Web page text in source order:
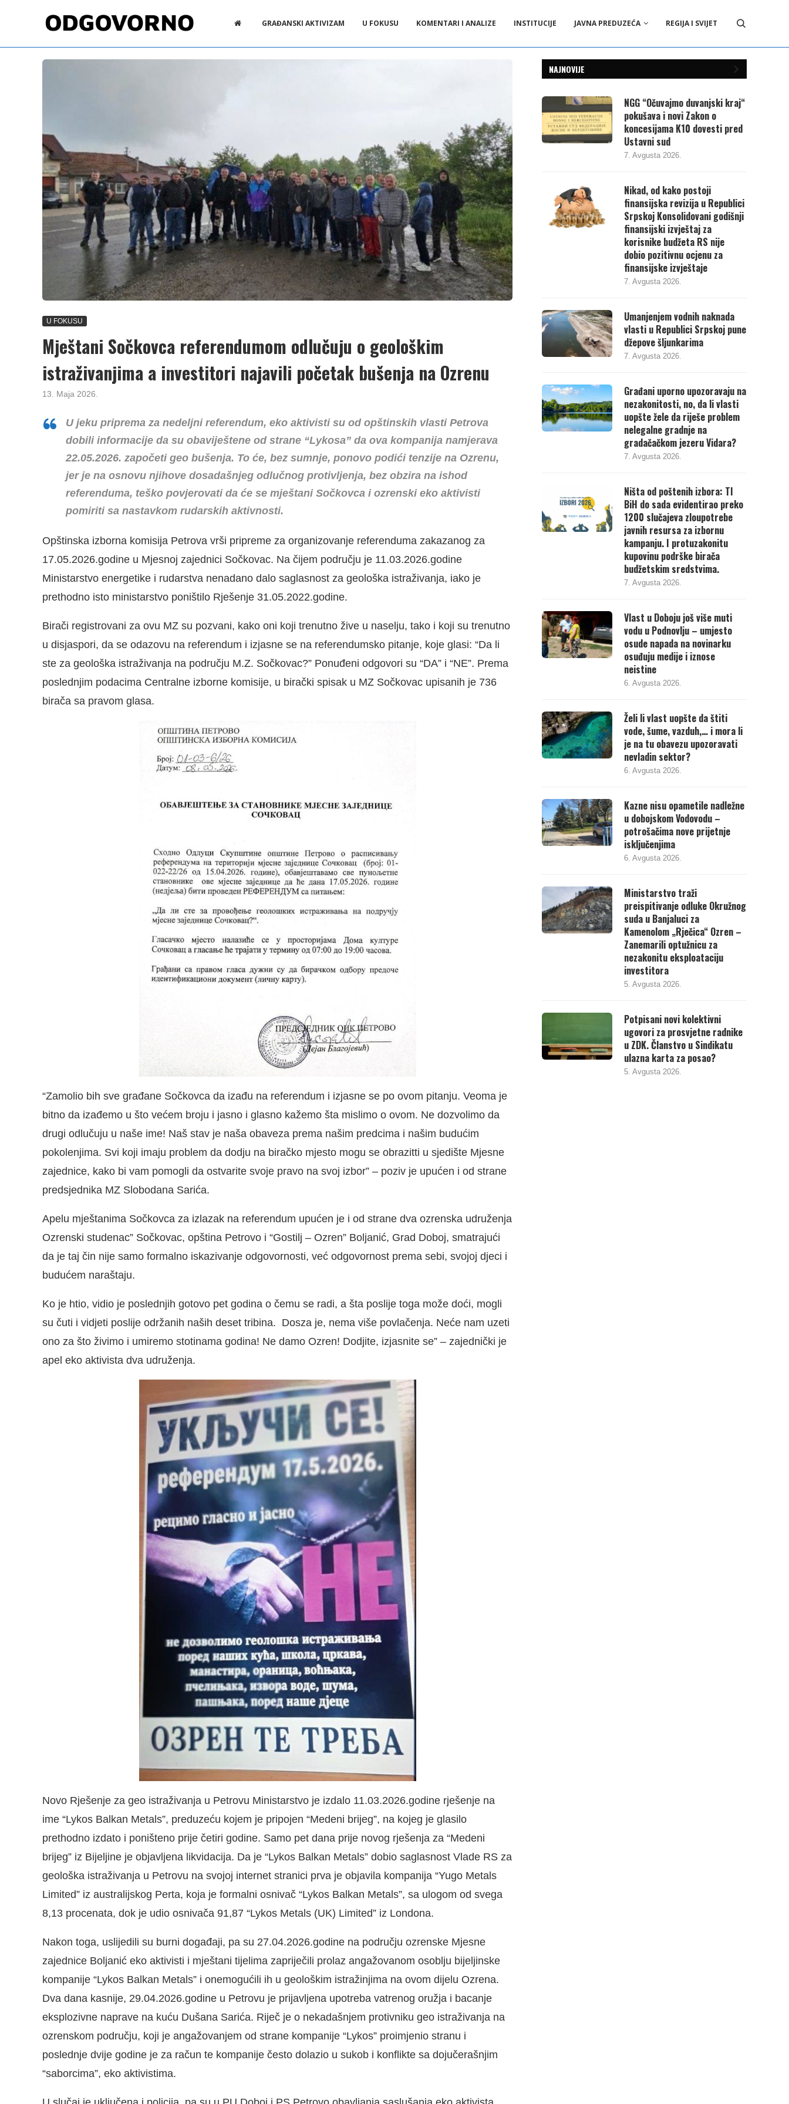
GRAĐANSKI AKTIVIZAM U FOKUSU KOMENTARI I ANALIZE INSTITUCIJE JAVNA PREDUZEĆA REGIJA I SVIJET
U FOKUSU
Mještani Sočkovca referendumom odlučuju o geološkim
istraživanjima a investitori najavili početak bušenja na Ozrenu
13. Maja 2026.
U jeku priprema za nedeljni referendum, eko aktivisti su od opštinskih vlasti Petrova
dobili informacije da su obaviještene od strane “Lykosa” da ova kompanija namjerava
22.05.2026. započeti geo bušenja. To će, bez sumnje, ponovo podići tenzije na Ozrenu,
jer je na osnovu njihove dosadašnjeg odlučnog protivljenja, bez obzira na ishod
referenduma, teško povjerovati da će se mještani Sočkovca i ozrenski eko aktivisti
pomiriti sa nastavkom rudarskih aktivnosti.
Opštinska izborna komisija Petrova vrši pripreme za organizovanje referenduma zakazanog za
17.05.2026.godine u Mjesnoj zajednici Sočkovac. Na čijem području je 11.03.2026.godine
Ministarstvo energetike i rudarstva nenadano dalo saglasnost za geološka istraživanja, iako je
prethodno isto ministarstvo poništilo Rješenje 31.05.2022.godine.
Birači registrovani za ovu MZ su pozvani, kako oni koji trenutno žive u naselju, tako i koji su trenutno
u disjaspori, da se odazovu na referendum i izjasne se na referendumsko pitanje, koje glasi: “Da li
ste za geološka istraživanja na području M.Z. Sočkovac?” Ponuđeni odgovori su “DA” i “NE”. Prema
poslednjim podacima Centralne izborne komisije, u birački spisak u MZ Sočkovac upisanih je 736
birača sa pravom glasa.
“Zamolio bih sve građane Sočkovca da izađu na referendum i izjasne se po ovom pitanju. Veoma je
bitno da izađemo u što većem broju i jasno i glasno kažemo šta mislimo o ovom. Ne dozvolimo da
drugi odlučuju u naše ime! Naš stav je naša obaveza prema našim predcima i našim budućim
pokolenjima. Svi koji imaju problem da dodju na biračko mjesto mogu se obrazitti u sjedište Mjesne
zajednice, kako bi vam pomogli da ostvarite svoje pravo na svoj izbor” – poziv je upućen i od strane
predsjednika MZ Slobodana Sarića.
Apelu mještanima Sočkovca za izlazak na referendum upućen je i od strane dva ozrenska udruženja
Ozrenski studenac” Sočkovac, opština Petrovo i “Gostilj – Ozren” Boljanić, Grad Doboj, smatrajući
da je taj čin nije samo formalno iskazivanje odgovornosti, već odgovornost prema sebi, svojoj djeci i
budućem naraštaju.
Ko je htio, vidio je poslednjih gotovo pet godina o čemu se radi, a šta poslije toga može doći, mogli
su čuti i vidjeti poslije održanih naših deset tribina. Dosza je, nema više povlačenja. Neće nam uzeti
ono za što živimo i umiremo stotinama godina! Ne damo Ozren! Dodjite, izjasnite se” – zajednički je
apel eko aktivista dva udruženja.
Novo Rješenje za geo istraživanja u Petrovu Ministarstvo je izdalo 11.03.2026.godine rješenje na
ime “Lykos Balkan Metals”, preduzeću kojem je pripojen “Medeni brijeg”, na kojeg je glasilo
prethodno izdato i poništeno prije četiri godine. Samo pet dana prije novog rješenja za “Medeni
brijeg” iz Bijeljine je objavljena likvidacija. Da je “Lykos Balkan Metals” dobio saglasnost Vlade RS za
geološka istraživanja u Petrovu na svojoj internet stranici prva je objavila kompanija “Yugo Metals
Limited” iz australijskog Perta, koja je formalni osnivač “Lykos Balkan Metals”, sa ulogom od svega
8,13 procenata, dok je udio osnivača 91,87 “Lykos Metals (UK) Limited” iz Londona.
Nakon toga, uslijedili su burni događaji, pa su 27.04.2026.godine na području ozrenske Mjesne
zajednice Boljanić eko aktivisti i mještani tijelima zapriječili prolaz angažovanom osoblju bijeljinske
kompanije “Lykos Balkan Metals” i onemogućili ih u geološkim istražinjima na ovom dijelu Ozrena.
Dva dana kasnije, 29.04.2026.godine u Petrovu je prijavljena upotreba vatrenog oružja i bacanje
eksplozivne naprave na kuću Dušana Sarića. Riječ je o nekadašnjem protivniku geo istraživanja na
ozrenskom području, koji je angažovanjem od strane kompanije “Lykos” proimjenio stranu i
poslednje dvije godine je za račun te kompanije često dolazio u sukob i konflikte sa dojučerašnjim
“saborcima”, eko aktivistima.
NAJNOVIJE
NGG “Očuvajmo duvanjski kraj“
pokušava i novi Zakon o
koncesijama K10 dovesti pred
Ustavni sud
7. Avgusta 2026.
Nikad, od kako postoji
finansijska revizija u Republici
Srpskoj Konsolidovani godišnji
finansijski izvještaj za
korisnike budžeta RS nije
dobio pozitivnu ocjenu za
finansijske izvještaje
7. Avgusta 2026.
Umanjenjem vodnih naknada
vlasti u Republici Srpskoj pune
džepove šljunkarima
7. Avgusta 2026.
Građani uporno upozoravaju na
nezakonitosti, no, da li vlasti
uopšte žele da riješe problem
nelegalne gradnje na
gradačačkom jezeru Vidara?
7. Avgusta 2026.
Ništa od poštenih izbora: TI
BiH do sada evidentirao preko
1200 slučajeva zloupotrebe
javnih resursa za izbornu
kampanju. I protuzakonitu
kupovinu podrške birača
budžetskim sredstvima.
7. Avgusta 2026.
Vlast u Doboju još više muti
vodu u Podnovlju – umjesto
osude napada na novinarku
osuđuju medije i iznose
neistine
6. Avgusta 2026.
Želi li vlast uopšte da štiti
vode, šume, vazduh,… i mora li
je na tu obavezu upozoravati
nevladin sektor?
6. Avgusta 2026.
Kazne nisu opametile nadležne
u dobojskom Vodovodu –
potrošačima nove prijetnje
isključenjima
6. Avgusta 2026.
Ministarstvo traži
preispitivanje odluke Okružnog
suda u Banjaluci za
Kamenolom „Rječica“ Ozren –
Zanemarili optužnicu za
nezakonitu eksploataciju
investitora
5. Avgusta 2026.
Potpisani novi kolektivni
ugovori za prosvjetne radnike
u ZDK. Članstvo u Sindikatu
ulazna karta za posao?
5. Avgusta 2026.